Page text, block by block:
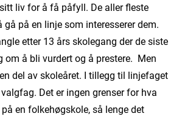
liv for å få påfyll. De aller fleste
på en linje som interesserer dem.
etter 13 års skolegang der de siste
om å bli vurdert og å prestere. Men
del av skoleåret. I tillegg til linjefaget
Det er ingen grenser for hva
en folkehøgskole, så lenge det